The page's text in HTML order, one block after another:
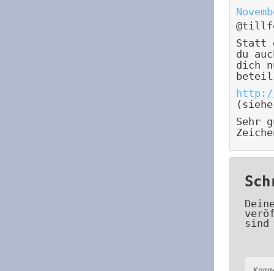
Statt
du
dich
http://
(siehe
Sehr